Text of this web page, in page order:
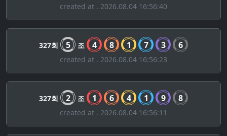
created at . 2026.08.04 16:56:40
327회 5 조 4 8 1 7 3 6
created at . 2026.08.04 16:56:23
327회 2 조 1 6 4 1 9 8
created at . 2026.08.04 16:56:11